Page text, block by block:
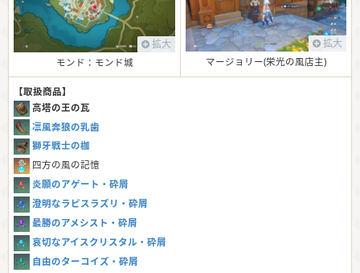
拡大
モンド：モンド城
拡大
マージョリー(栄光の風店主)
【取扱商品】
高塔の王の瓦
凛風奔狼の乳歯
獅牙戦士の枷
四方の風の記憶
炎願のアゲート・砕屑
澄明なラピスラズリ・砕屑
最勝のアメシスト・砕屑
哀切なアイスクリスタル・砕屑
自由のターコイズ・砕屑